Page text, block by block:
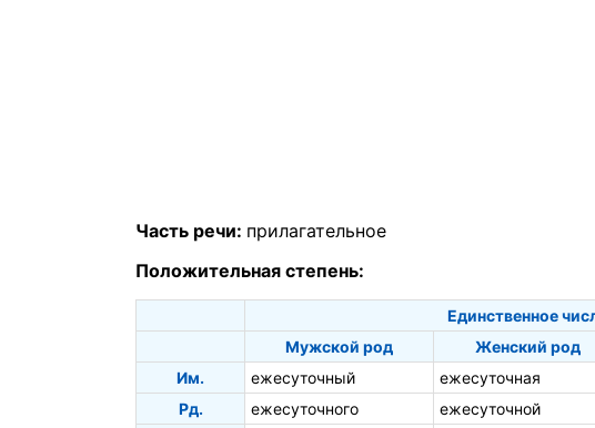
Часть речи: прилагательное
Положительная степень:
Единственное
Мужской род
Женский род
Им.
ежесуточный ежесуточная
Рд.
ежесуточного ежесуточной